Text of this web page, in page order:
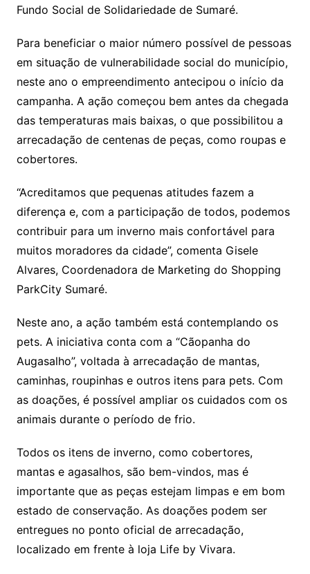
Fundo Social de Solidariedade de Sumaré.
Para beneficiar o maior número possível de pessoas
em situação de vulnerabilidade social do município,
neste ano o empreendimento antecipou o início da
campanha. A ação começou bem antes da chegada
das temperaturas mais baixas, o que possibilitou a
arrecadação de centenas de peças, como roupas e
cobertores.
“Acreditamos que pequenas atitudes fazem a
diferença e, com a participação de todos, podemos
contribuir para um inverno mais confortável para
muitos moradores da cidade”, comenta Gisele
Alvares, Coordenadora de Marketing do Shopping
ParkCity Sumaré.
Neste ano, a ação também está contemplando os
pets. A iniciativa conta com a “Cãopanha do
Augasalho”, voltada à arrecadação de mantas,
caminhas, roupinhas e outros itens para pets. Com
as doações, é possível ampliar os cuidados com os
animais durante o período de frio.
Todos os itens de inverno, como cobertores,
mantas e agasalhos, são bem-vindos, mas é
importante que as peças estejam limpas e em bom
estado de conservação. As doações podem ser
entregues no ponto oficial de arrecadação,
localizado em frente à loja Life by Vivara.